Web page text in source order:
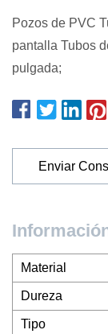
Pozos de PVC
pantalla Tubos
pulgada;
Enviar
Material
Dureza
Tipo